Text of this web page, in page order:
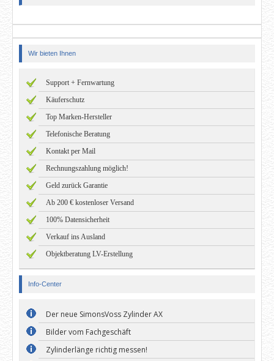
Wir bieten Ihnen
Support + Fernwartung
Käuferschutz
Top Marken-Hersteller
Telefonische Beratung
Kontakt per Mail
Rechnungszahlung möglich!
Geld zurück Garantie
Ab 200 € kostenloser Versand
100% Datensicherheit
Verkauf ins Ausland
Objektberatung LV-Erstellung
Info-Center
Der neue SimonsVoss Zylinder AX
Bilder vom Fachgeschäft
Zylinderlänge richtig messen!